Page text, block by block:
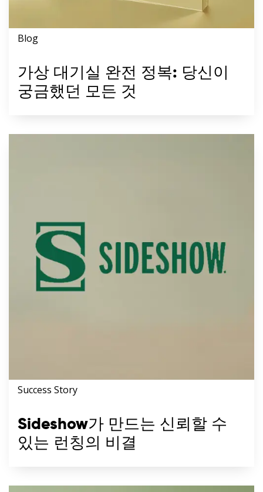
Blog
가상 대기실 완전 정복: 당신이
궁금했던 모든 것
Success Story
Sideshow가 만드는 신뢰할 수
있는 런칭의 비결